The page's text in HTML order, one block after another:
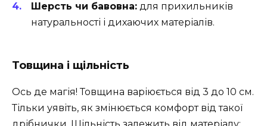
Шерсть чи бавовна: для прихильників
натуральності і дихаючих матеріалів.
Товщина і щільність
Ось де магія! Товщина варіюється від 3 до 10 см.
Тільки уявіть, як змінюється комфорт від такої